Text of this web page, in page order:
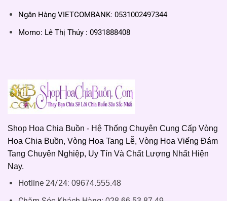
Ngân Hàng VIETCOMBANK: 0531002497344
Momo: Lê Thị Thúy : 0931888408
Shop Hoa Chia Buồn - Hệ Thống Chuyên Cung Cấp Vòng
Hoa Chia Buồn, Vòng Hoa Tang Lễ, Vòng Hoa Viếng Đám
Tang Chuyên Nghiệp, Uy Tín Và Chất Lượng Nhất Hiện
Nay.
Hotline 24/24: 09674.555.48